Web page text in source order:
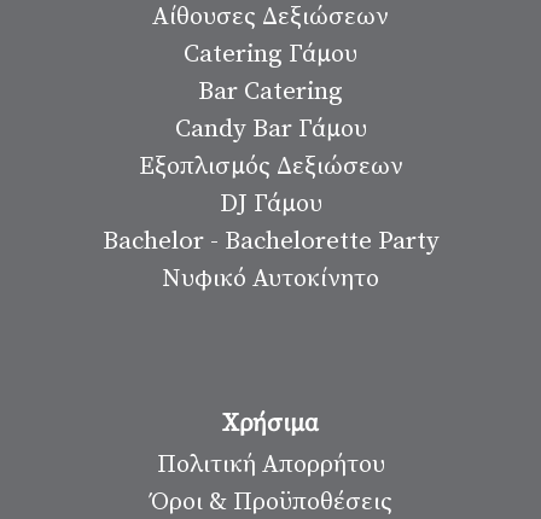
Αίθουσες Δεξιώσεων
Catering Γάμου
Bar Catering
Candy Bar Γάμου
Εξοπλισμός Δεξιώσεων
DJ Γάμου
Bachelor - Bachelorette Party
Νυφικό Αυτοκίνητο
Χρήσιμα
Πολιτική Απορρήτου
Όροι & Προϋποθέσεις